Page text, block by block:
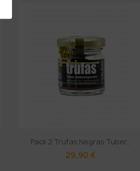
Pack 2 Trufas Negras Tuber...
29,90 €